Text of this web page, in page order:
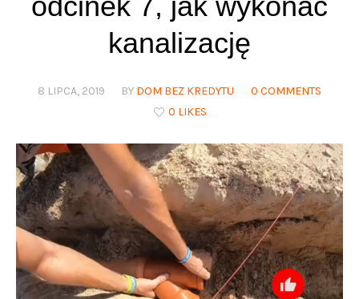
kanalizację
8 LIPCA, 2019 BY DOM BEZ KREDYTU
0 COMMENTS
0 LIKES